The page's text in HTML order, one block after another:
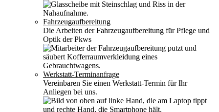
Fahrzeugaufbereitung
Die Arbeiten der Fahrzeugaufbereitung für Pflege und
Optik der Pkws
Werkstatt-Terminanfrage
Vereinbaren Sie einen Werkstatt-Termin für Ihr
Anliegen bei uns.